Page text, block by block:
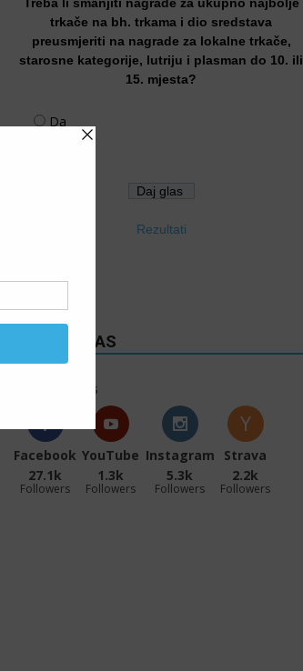
trkače na bh. trkama i dio sredstava
preusmjeriti na nagrade za lokalne trkače,
starosne kategorije, lutriju i plasman do 10. ili
15. mjesta?
Da
Rezultati
PRATITE NAS
Follows
Facebook
27.1k
Followers
YouTube
1.3k
Followers
Instagram
5.3k
Followers
Strava
2.2k
Followers